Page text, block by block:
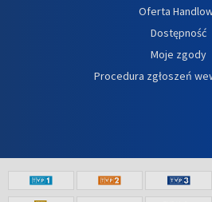
Oferta
Dostępność
Moje zgody
Procedura zgłoszeń